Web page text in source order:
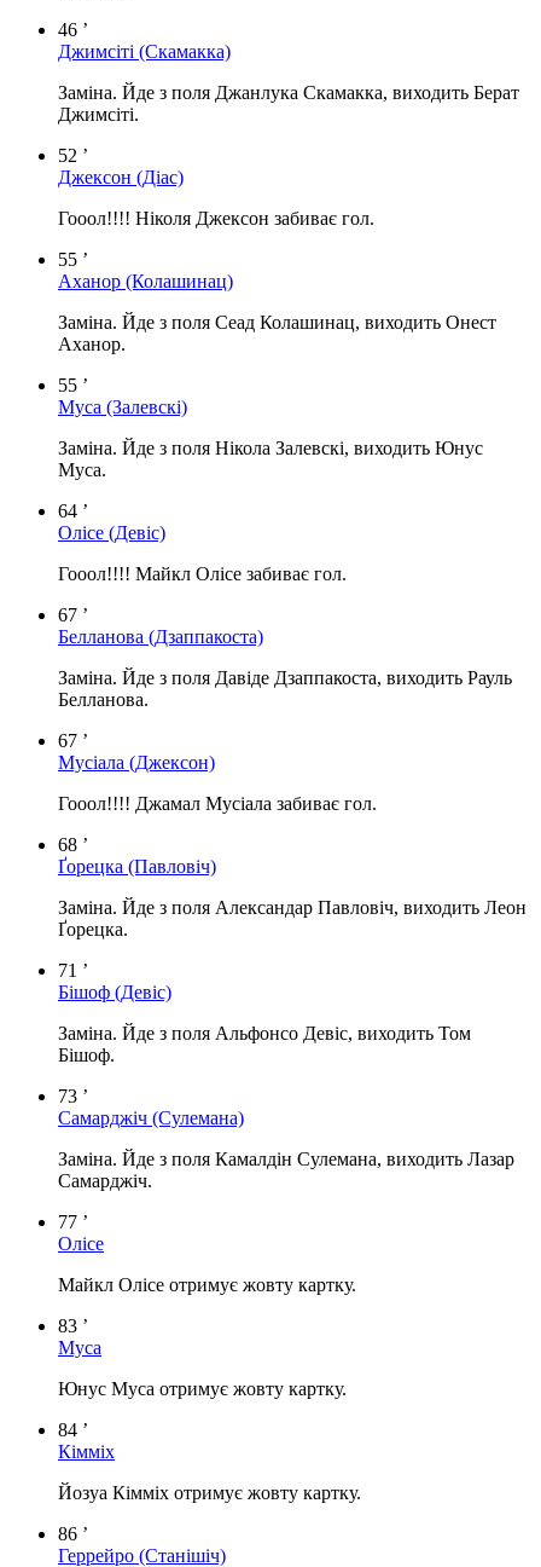
46 ’
Джимсіті (Скамакка)
Заміна. Йде з поля Джанлука Скамакка, виходить Берат
Джимсіті.
52 ’
Джексон (Діас)
Гооол!!!! Ніколя Джексон забиває гол.
55 ’
Аханор (Колашинац)
Заміна. Йде з поля Сеад Колашинац, виходить Онест
Аханор.
55 ’
Муса (Залевскі)
Заміна. Йде з поля Нікола Залевскі, виходить Юнус
Муса.
64 ’
Олісе (Девіс)
Гооол!!!! Майкл Олісе забиває гол.
67 ’
Белланова (Дзаппакоста)
Заміна. Йде з поля Давіде Дзаппакоста, виходить Рауль
Белланова.
67 ’
Мусіала (Джексон)
Гооол!!!! Джамал Мусіала забиває гол.
68 ’
Ґорецка (Павловіч)
Заміна. Йде з поля Александар Павловіч, виходить Леон
Ґорецка.
71 ’
Бішоф (Девіс)
Заміна. Йде з поля Альфонсо Девіс, виходить Том
Бішоф.
73 ’
Самарджіч (Сулемана)
Заміна. Йде з поля Камалдін Сулемана, виходить Лазар
Самарджіч.
77 ’
Олісе
Майкл Олісе отримує жовту картку.
83 ’
Муса
Юнус Муса отримує жовту картку.
84 ’
Кімміх
Йозуа Кімміх отримує жовту картку.
86 ’
Геррейро (Станішіч)